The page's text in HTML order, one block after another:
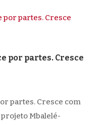
por partes. Cresce
partes. Cresce com
projeto Mbalelé-